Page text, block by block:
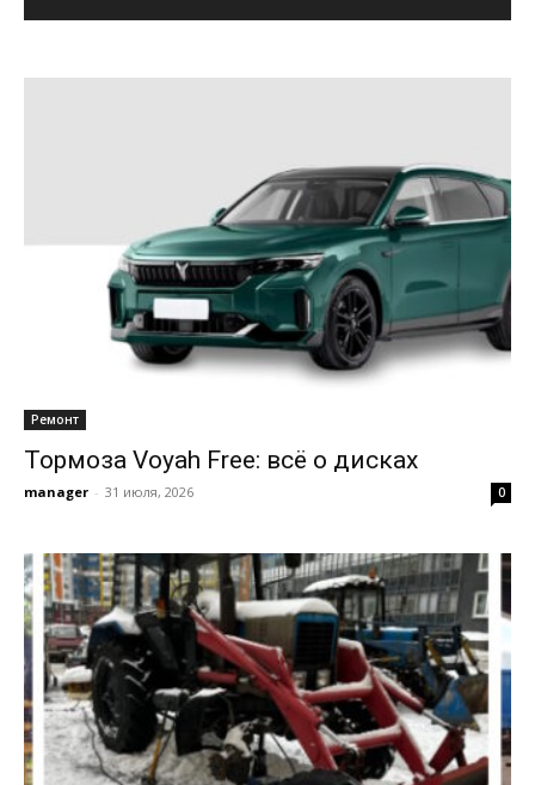
Ремонт
Тормоза Voyah Free: всё о дисках
manager - 31 июля, 2026 0